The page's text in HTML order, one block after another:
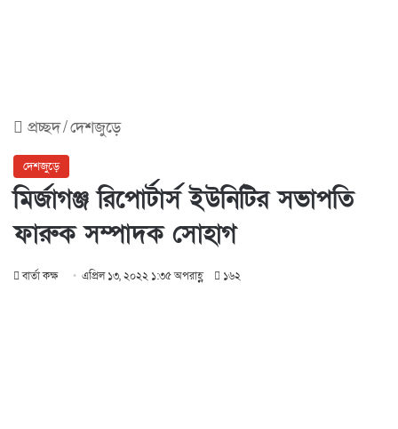
প্রচ্ছদ/দেশজুড়ে
দেশজুড়ে
মির্জাগঞ্জ রিপোর্টার্স ইউনিটির সভাপতি
ফারুক সম্পাদক সোহাগ
বার্তা কক্ষ এপ্রিল ১৩, ২০২২ ১:৩৫ অপরাহ্ণ ১৬২